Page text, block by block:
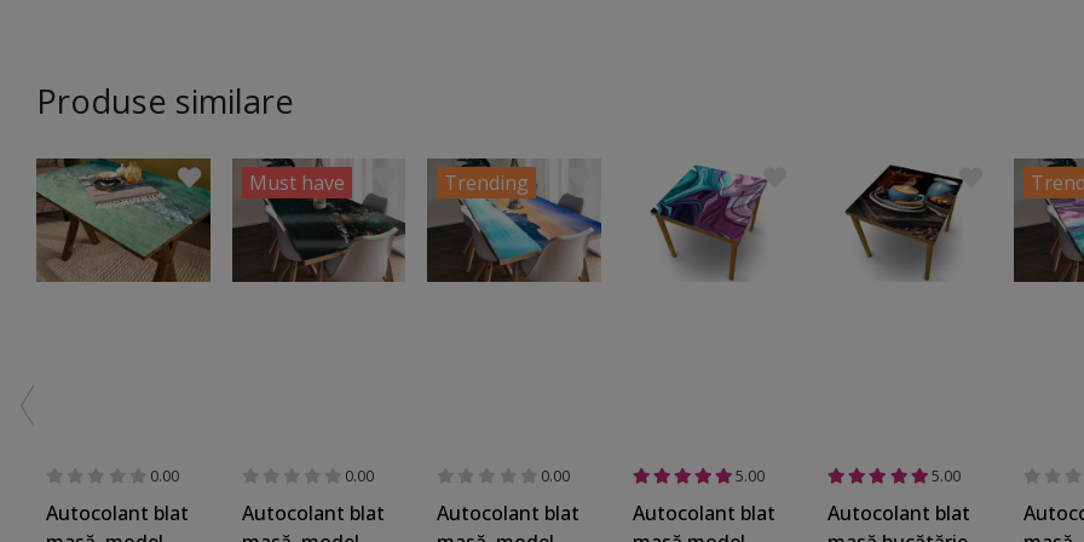
Produse similare
0.00
Autocolant blat
Must have
0.00
Autocolant blat
Trending
0.00
Autocolant blat
5.00
Autocolant blat
5.00
Autocolant blat